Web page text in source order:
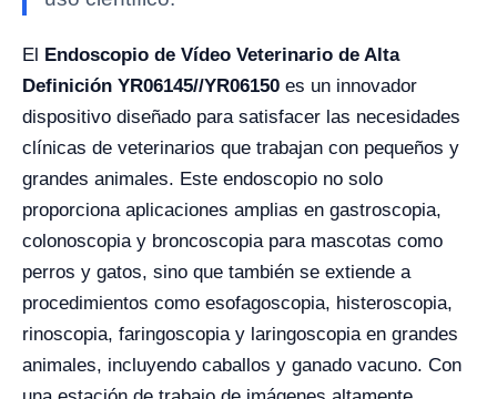
El Endoscopio de Vídeo Veterinario de Alta
Definición YR06145//YR06150 es un innovador
dispositivo diseñado para satisfacer las necesidades
clínicas de veterinarios que trabajan con pequeños y
grandes animales. Este endoscopio no solo
proporciona aplicaciones amplias en gastroscopia,
colonoscopia y broncoscopia para mascotas como
perros y gatos, sino que también se extiende a
procedimientos como esofagoscopia, histeroscopia,
rinoscopia, faringoscopia y laringoscopia en grandes
animales, incluyendo caballos y ganado vacuno. Con